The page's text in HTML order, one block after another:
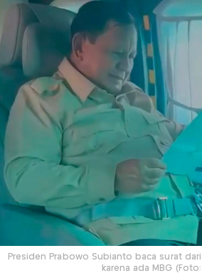
Presiden Prabowo Subianto baca surat
karena ada MBG (Foto: